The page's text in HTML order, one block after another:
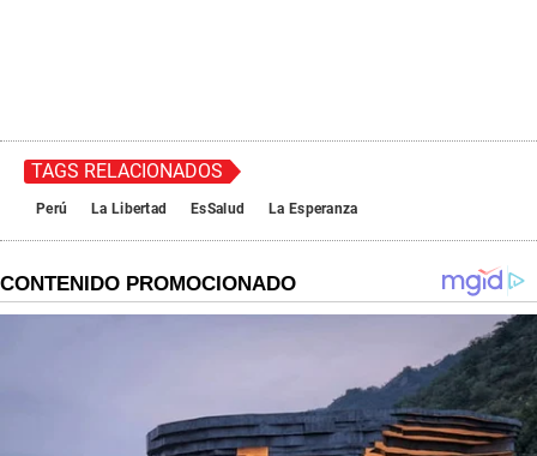
TAGS RELACIONADOS
Perú La Libertad EsSalud La Esperanza